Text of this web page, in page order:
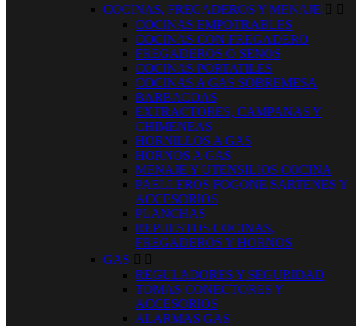
COCINAS, FREGADEROS Y MENAJE  
COCINAS EMPOTRABLES
COCINAS CON FREGADERO
FREGADEROS O SENOS
COCINAS PORTATILES
COCINAS A GAS SOBREMESA
BARBACOAS
EXTRACTORES, CAMPANAS Y
CHIMENEAS
HORNILLOS A GAS
HORNOS A GAS
MENAJE Y UTENSILIOS COCINA
PAELLEROS FOGONE SARTENES Y
ACCESORIOS
PLANCHAS
REPUESTOS COCINAS,
FREGADEROS Y HORNOS
GAS  
REGULADORES Y SEGURIDAD
TOMAS CONECTORES Y
ACCESORIOS
ALARMAS GAS